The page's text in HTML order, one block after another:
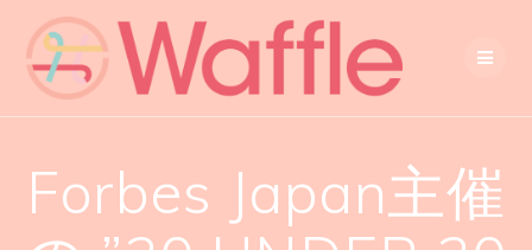
Forbes Japan主催